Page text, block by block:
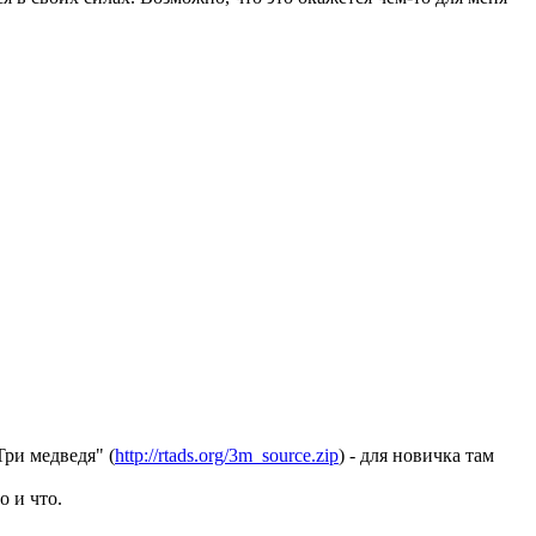
медведя" (http://rtads.org/3m_source.zip) - для новичка там
и что.